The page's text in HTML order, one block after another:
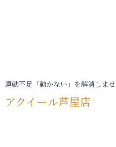
運動不足「動かない」を解消しませ
アクイール芦屋店